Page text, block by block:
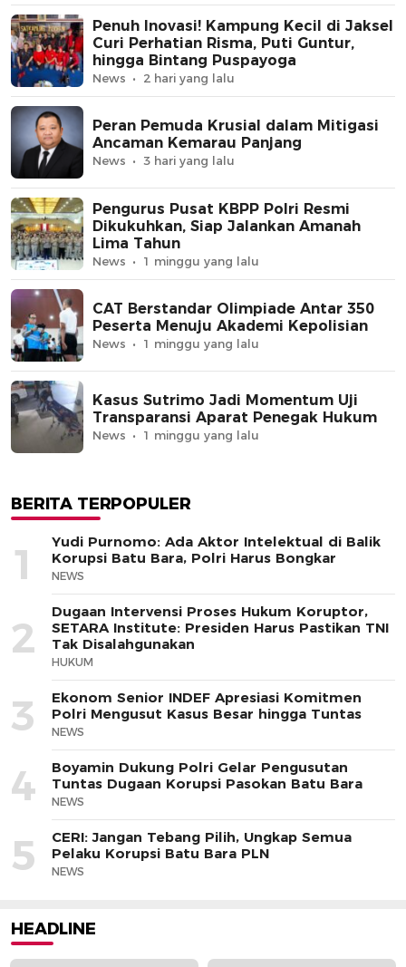
Penuh Inovasi! Kampung Kecil di Jaksel
Curi Perhatian Risma, Puti Guntur,
hingga Bintang Puspayoga
News 2 hari yang lalu
Peran Pemuda Krusial dalam Mitigasi
Ancaman Kemarau Panjang
News 3 hari yang lalu
Pengurus Pusat KBPP Polri Resmi
Dikukuhkan, Siap Jalankan Amanah
Lima Tahun
News 1 minggu yang lalu
CAT Berstandar Olimpiade Antar 350
Peserta Menuju Akademi Kepolisian
News 1 minggu yang lalu
Kasus Sutrimo Jadi Momentum Uji
Transparansi Aparat Penegak Hukum
News 1 minggu yang lalu
BERITA TERPOPULER
1
Yudi Purnomo: Ada Aktor Intelektual di Balik
Korupsi Batu Bara, Polri Harus Bongkar
NEWS
2
Dugaan Intervensi Proses Hukum Koruptor,
SETARA Institute: Presiden Harus Pastikan TNI
Tak Disalahgunakan
HUKUM
3
Ekonom Senior INDEF Apresiasi Komitmen
Polri Mengusut Kasus Besar hingga Tuntas
NEWS
4
Boyamin Dukung Polri Gelar Pengusutan
Tuntas Dugaan Korupsi Pasokan Batu Bara
NEWS
5
CERI: Jangan Tebang Pilih, Ungkap Semua
Pelaku Korupsi Batu Bara PLN
NEWS
HEADLINE